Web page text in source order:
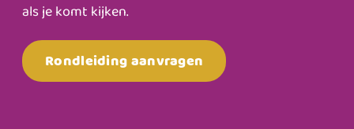
als je komt kijken.
Rondleiding aanvragen